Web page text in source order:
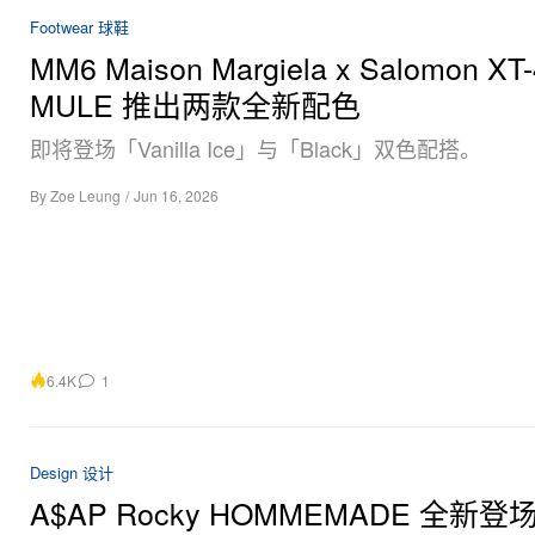
Footwear 球鞋
MM6 Maison Margiela x Salomon
MULE 推出两款全新配色
即将登场「Vanilla Ice」与「Black」双色配搭。
ByZoe Leung / Jun 16, 2026
6.4K 1
Design 设计
A$AP Rocky HOMMEMADE 全新登